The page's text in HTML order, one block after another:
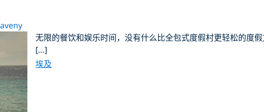
无限的餐饮和娱乐时间，没有什么比全包式度假村更轻松的度
[…]
埃及